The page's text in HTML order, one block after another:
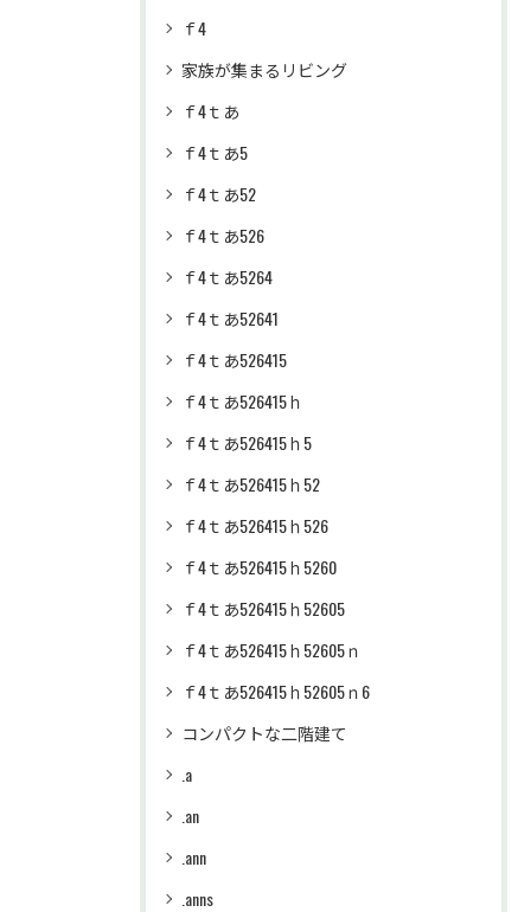
ｆ4
家族が集まるリビング
ｆ4ｔあ
ｆ4ｔあ5
ｆ4ｔあ52
ｆ4ｔあ526
ｆ4ｔあ5264
ｆ4ｔあ52641
ｆ4ｔあ526415
ｆ4ｔあ526415ｈ
ｆ4ｔあ526415ｈ5
ｆ4ｔあ526415ｈ52
ｆ4ｔあ526415ｈ526
ｆ4ｔあ526415ｈ5260
ｆ4ｔあ526415ｈ52605
ｆ4ｔあ526415ｈ52605ｎ
ｆ4ｔあ526415ｈ52605ｎ6
コンパクトな二階建て
.a
.an
.ann
.anns